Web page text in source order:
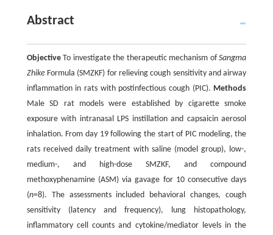
Abstract
ObjectiveTo investigate the therapeutic mechanism ofSangma
ZhikeFormula (SMZKF) for relieving cough sensitivity and airway
inflammation in rats with postinfectious cough (PIC). Methods
Male SD rat models were established by cigarette smoke
exposure with intranasal LPS instillation and capsaicin aerosol
inhalation. From day 19 following the start of PIC modeling, the
rats received daily treatment with saline (model group), low-,
medium-, and high-dose SMZKF, and compound
methoxyphenamine (ASM) via gavage for 10 consecutive days
(n=8). The assessments included behavioral changes, cough
sensitivity (latency and frequency), lung histopathology,
inflammatory cell counts and cytokine/mediator levels in the